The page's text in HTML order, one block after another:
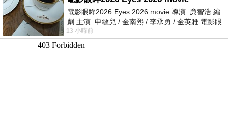
電影眼眸2026 Eyes 2026 movie 導演: 廉智浩 編
劇 主演: 申敏兒 / 金南熙 / 李承勇 / 金英雅 電影眼
眸2026描述攝影師徐珍因遺
13 小時前